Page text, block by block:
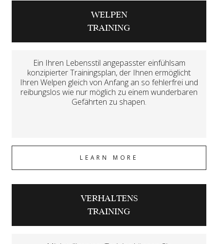
WELPEN
TRAINING
Ein Ihren Lebensstil angepasster einfühlsam
konzipierter Trainingsplan, der Ihnen ermöglicht
Ihren Welpen gleich von Anfang an so fehlerfrei und
reibungslos wie nur möglich zu einem wunderbaren
Gefährten zu shapen.
LEARN MORE
VERHALTENS
TRAINING